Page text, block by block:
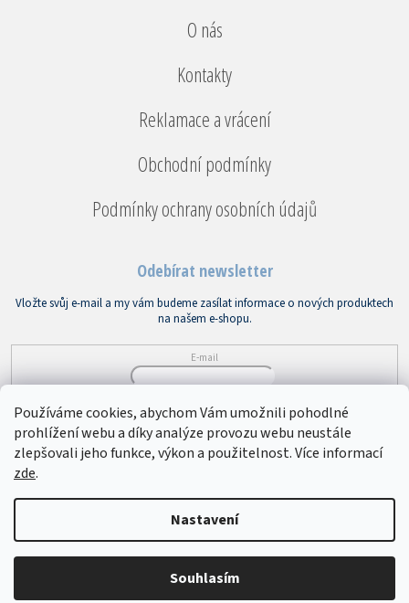
Používáme cookies, abychom Vám umožnili pohodlné
prohlížení webu a díky analýze provozu webu neustále
zlepšovali jeho funkce, výkon a použitelnost. Více informací
zde.
Nastavení
Souhlasím
O nás
Kontakty
Reklamace a vrácení
Obchodní podmínky
Podmínky ochrany osobních údajů
Odebírat newsletter
Vložte svůj e-mail a my vám budeme zasílat informace o nových produktech
na našem e-shopu.
E-mail
PŘIHLÁSIT SE
Vytvořil Shoptet
Bytový textil VEBA . Všechna práva vyhrazena.
nastavení cookies